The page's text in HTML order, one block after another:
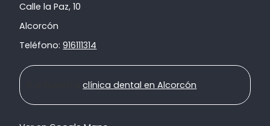
Calle la Paz, 10
Alcorcón
Teléfono:916111314
Ir a nuestraclínica dental en Alcorcón